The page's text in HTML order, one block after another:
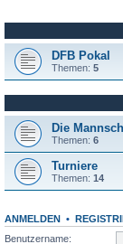
DFB Pokal
Themen: 5
Die
Themen: 6
Turniere
Themen: 14
ANMELDEN •
Benutzername: